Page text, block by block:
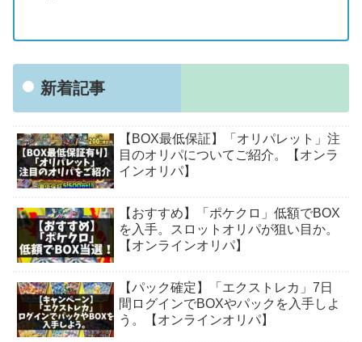
新着記事
【BOX最低保証】「オリパレット」注
目のオリパについてご紹介。【オンラ
インオリパ】
【おすすめ】「ポケクロ」低額でBOX
を入手。スロットオリパが狙い目か。
【オンラインオリパ】
【パック確定】「エクストレカ」7日
間ログインでBOXやパックを入手しよ
う。【オンラインオリパ】